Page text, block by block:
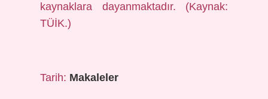
kaynaklara dayanmaktadır. (Kaynak:
TÜİK.)
Tarih: Makaleler